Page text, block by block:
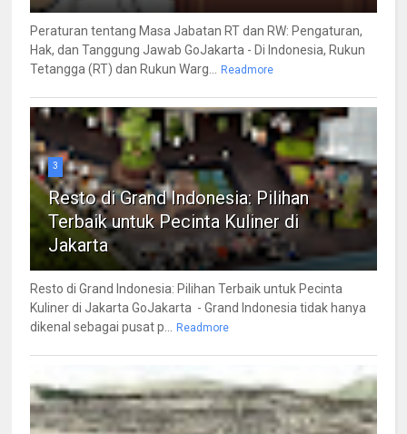
Peraturan tentang Masa Jabatan RT dan RW: Pengaturan,
Hak, dan Tanggung Jawab GoJakarta - Di Indonesia, Rukun
Tetangga (RT) dan Rukun Warg... Readmore
3
Resto di Grand Indonesia: Pilihan
Terbaik untuk Pecinta Kuliner di
Jakarta
Resto di Grand Indonesia: Pilihan Terbaik untuk Pecinta
Kuliner di Jakarta GoJakarta - Grand Indonesia tidak hanya
dikenal sebagai pusat p... Readmore